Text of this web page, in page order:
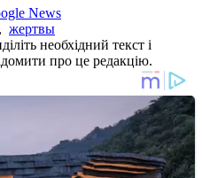
News
, жертвы
необхідний текст і
про це редакцію.